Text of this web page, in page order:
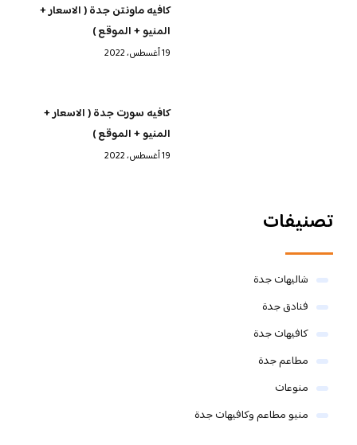
كافيه ماونتن جدة ( الاسعار +
المنيو + الموقع )
19 أغسطس، 2022
كافيه سورت جدة ( الاسعار +
المنيو + الموقع )
19 أغسطس، 2022
تصنيفات
شاليهات جدة
فنادق جدة
كافيهات جدة
مطاعم جدة
منوعات
منيو مطاعم وكافيهات جدة